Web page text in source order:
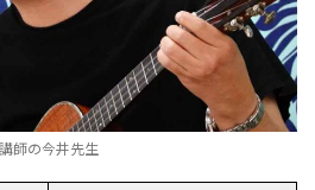
講師の今井先生